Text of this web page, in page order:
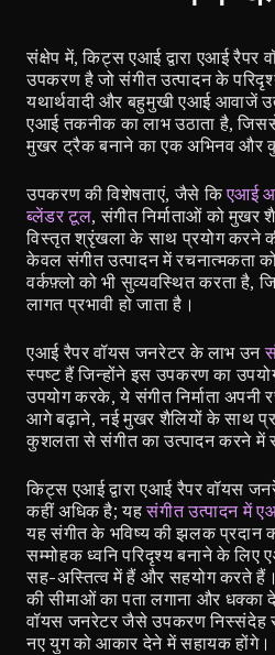
संक्षेप में, किट्स एआई द्वारा एआई रैपर
उपकरण है जो संगीत उत्पादन के
यथार्थवादी और बहुमुखी एआई आवाजें
एआई तकनीक का लाभ उठाता है, जिससे
मुखर ट्रैक बनाने का एक अभिनव और
उपकरण की विशेषताएं, जैसे कि एआई
ब्लेंडर टूल, संगीत निर्माताओं को
विस्तृत श्रृंखला के साथ प्रयोग करने
केवल संगीत उत्पादन में रचनात्मकता
वर्कफ़्लो को भी सुव्यवस्थित करता
लागत प्रभावी हो जाता है।
एआई रैपर वॉयस जनरेटर के लाभ उन
स्पष्ट हैं जिन्होंने इस उपकरण का
उपयोग करके, ये संगीत निर्माता अपनी
आगे बढ़ाने, नई मुखर शैलियों के साथ
कुशलता से संगीत का उत्पादन करने में
किट्स एआई द्वारा एआई रैपर वॉयस
कहीं अधिक है; यह संगीत उत्पादन में
यह संगीत के भविष्य की झलक प्रदान
सम्मोहक ध्वनि परिदृश्य बनाने के लिए
सह-अस्तित्व में हैं और सहयोग करते
की सीमाओं का पता लगाना और धक्का
वॉयस जनरेटर जैसे उपकरण निस्संदेह
नए युग को आकार देने में सहायक होंगे।